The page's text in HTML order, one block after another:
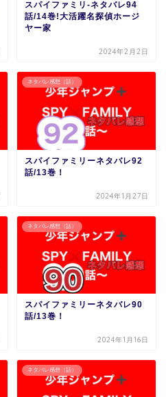
スパイファミリ-ネタバレ94
話/14巻!大活躍名探偵ホージ
ヤー家
2024年2月2日
ネタバレ感想（話）
スパイファミリーネタバレ92
話/13巻！
2024年1月27日
ネタバレ感想（話）
スパイファミリーネタバレ90
話/13巻！
2024年1月16日
ネタバレ感想（話）